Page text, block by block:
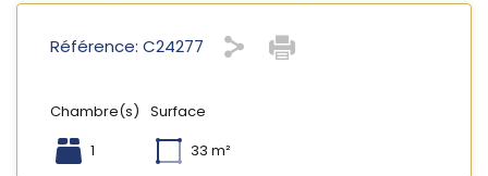
Référence: C24277
Chambre(s)
1
Surface
33 m²